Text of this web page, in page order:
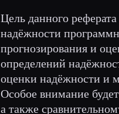
Цель данного
надёжности
прогнозирования и
определений
оценки надёжности и
Особое внимание
а также